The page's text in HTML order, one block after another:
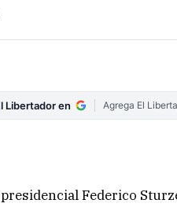
Libertador en Agrega El
Federico